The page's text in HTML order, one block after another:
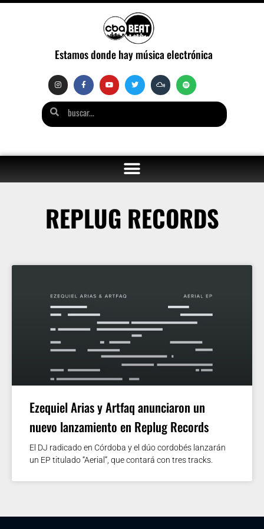
Estamos donde hay música electrónica
REPLUG RECORDS
Ezequiel Arias y Artfaq anunciaron un
nuevo lanzamiento en Replug Records
El DJ radicado en Córdoba y el dúo cordobés lanzarán
un EP titulado “Aerial”, que contará con tres tracks.